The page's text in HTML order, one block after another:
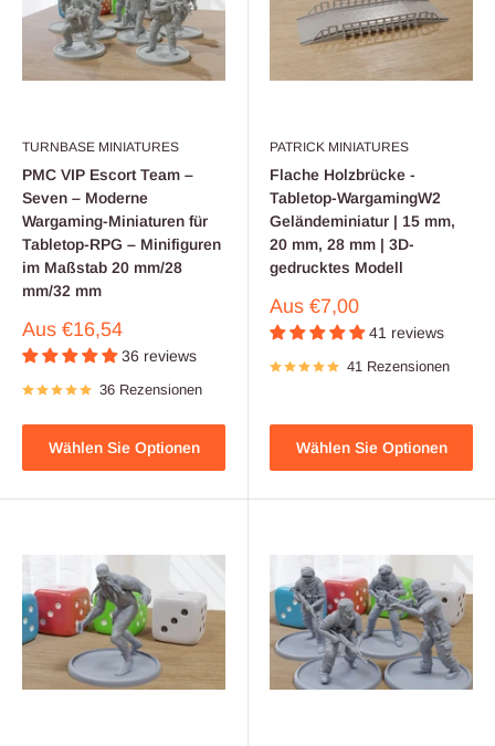
TURNBASE MINIATURES
PMC VIP Escort Team –
Seven – Moderne
Wargaming-Miniaturen für
Tabletop-RPG – Minifiguren
im Maßstab 20 mm/28
mm/32 mm
Verkaufspreis
Aus €16,54
36 reviews
36 Rezensionen
Wählen Sie Optionen
PATRICK MINIATURES
Flache Holzbrücke -
Tabletop-WargamingW2
Geländeminiatur | 15 mm,
20 mm, 28 mm | 3D-
gedrucktes Modell
Verkaufspreis
Aus €7,00
41 reviews
41 Rezensionen
Wählen Sie Optionen